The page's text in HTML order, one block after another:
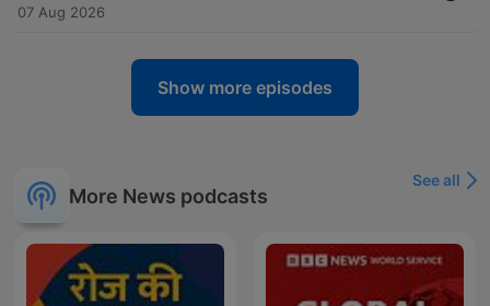
07 Aug 2026
Show more episodes
More News podcasts
See all